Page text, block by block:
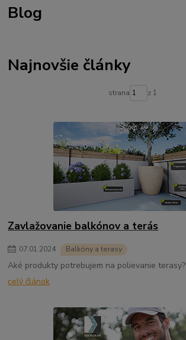
Blog
Najnovšie články
strana z 1
Zavlažovanie balkónov a terás
07.01.2024 Balkóny a terasy
Aké produkty potrebujem na polievanie terasy?
celý článok